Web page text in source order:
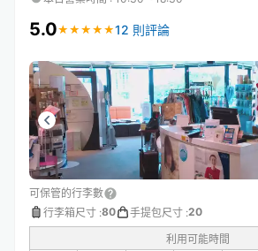
5.0★ ★ ★ ★ ★
★ ★ ★ ★ ★12 則評論
可保管的行李數
行李箱尺寸 :80 手提包尺寸 :20
利用可能時間